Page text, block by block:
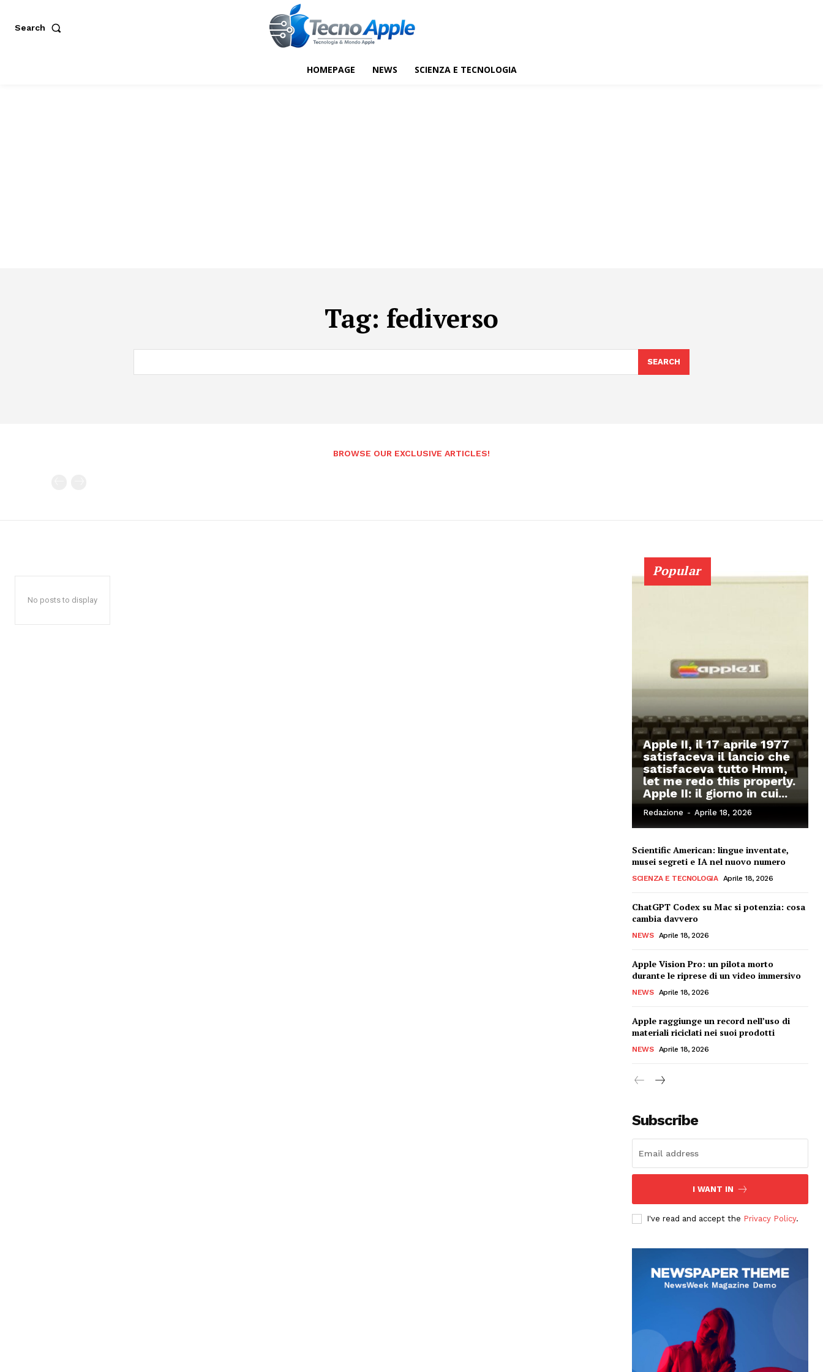
Search
HOMEPAGE NEWS SCIENZA E TECNOLOGIA
Tag: fediverso
SEARCH
BROWSE OUR EXCLUSIVE ARTICLES!
No posts to display
Popular
Apple II, il 17 aprile 1977
satisfaceva il lancio che
satisfaceva tutto Hmm,
let me redo this properly.
Apple II: il giorno in cui...
Redazione - Aprile 18, 2026
Scientific American: lingue inventate,
musei segreti e IA nel nuovo numero
SCIENZA E TECNOLOGIA Aprile 18, 2026
ChatGPT Codex su Mac si potenzia: cosa
cambia davvero
NEWS Aprile 18, 2026
Apple Vision Pro: un pilota morto
durante le riprese di un video immersivo
NEWS Aprile 18, 2026
Apple raggiunge un record nell’uso di
materiali riciclati nei suoi prodotti
NEWS Aprile 18, 2026
Subscribe
I WANT IN
I've read and accept the Privacy Policy.